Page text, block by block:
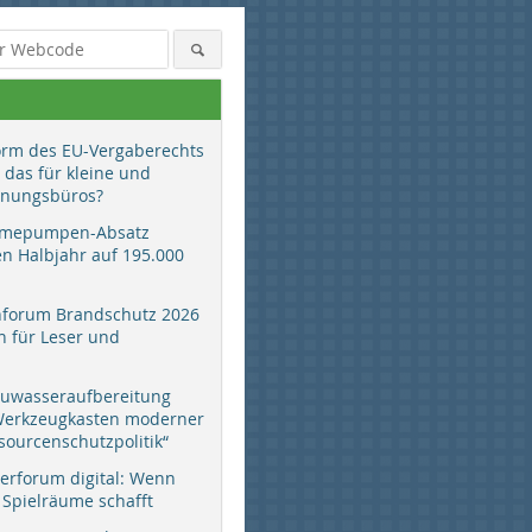
des EU-Vergaberechts
das für kleine und
Absatz
Halbjahr auf 195.000
Brandschutz 2026
für Leser und
moderner
digital: Wenn
schafft